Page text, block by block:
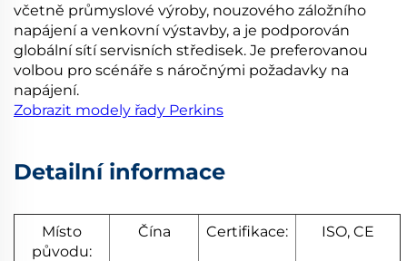
včetně průmyslové výroby, nouzového záložního
napájení a venkovní výstavby, a je podporován
globální sítí servisních středisek. Je preferovanou
volbou pro scénáře s náročnými požadavky na
napájení.
Zobrazit modely řady Perkins
Detailní informace
Místo
původu:
Čína Certifikace: ISO, CE